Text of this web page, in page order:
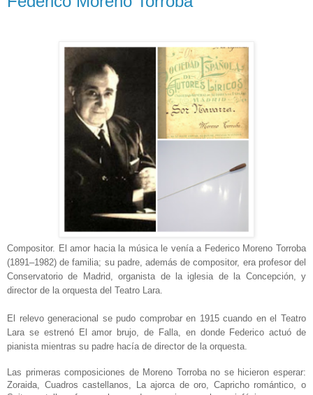
Compositor. El amor hacia la música le venía a Federico Moreno Torroba
(1891–1982) de familia; su padre, además de compositor, era profesor del
Conservatorio de Madrid, organista de la iglesia de la Concepción, y
director de la orquesta del Teatro Lara.
El relevo generacional se pudo comprobar en 1915 cuando en el Teatro
Lara se estrenó El amor brujo, de Falla, en donde Federico actuó de
pianista mientras su padre hacía de director de la orquesta.
Las primeras composiciones de Moreno Torroba no se hicieron esperar:
Zoraida, Cuadros castellanos, La ajorca de oro, Capricho romántico, o